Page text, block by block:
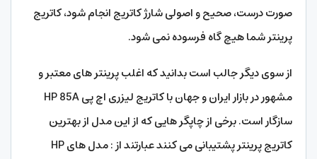
صورت درست، صحیح و اصولی شارژ کاتریج انجام شود، کاتریج
پرینتر شما هیچ گاه فرسوده نمی شود.
از سوی دیگر جالب است بدانید که اغلب پرینتر های معتبر و
مشهور در بازار ایران و جهان با کاتریج لیزری اچ پی HP 85A
سازگار است. برخی از چاپگر هایی که از این مدل از بهترین
کاتریج پرینتر پشتیبانی می کنند عبارتند از : مدل های HP